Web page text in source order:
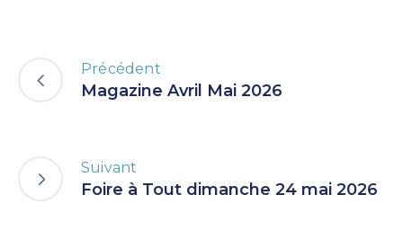
Précédent
Magazine Avril Mai 2026
Suivant
Foire à Tout dimanche 24 mai 2026